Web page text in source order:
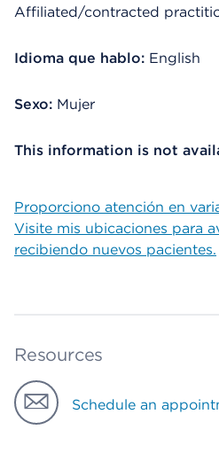
Affiliated/contracted
Idioma que hablo: English
Sexo: Mujer
This information is not
Proporciono atención en
Visite mis ubicaciones para
recibiendo nuevos pacientes.
Resources
Schedule an